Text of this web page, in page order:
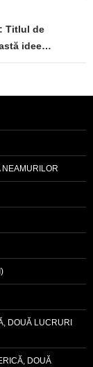
Titlul de
idee…
NEAMURILOR
DOUĂ LUCRURI
DOUĂ